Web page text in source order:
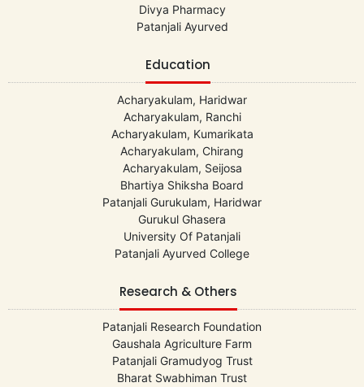
Divya Pharmacy
Patanjali Ayurved
Education
Acharyakulam, Haridwar
Acharyakulam, Ranchi
Acharyakulam, Kumarikata
Acharyakulam, Chirang
Acharyakulam, Seijosa
Bhartiya Shiksha Board
Patanjali Gurukulam, Haridwar
Gurukul Ghasera
University Of Patanjali
Patanjali Ayurved College
Research & Others
Patanjali Research Foundation
Gaushala Agriculture Farm
Patanjali Gramudyog Trust
Bharat Swabhiman Trust